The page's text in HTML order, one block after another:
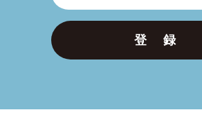
登 録